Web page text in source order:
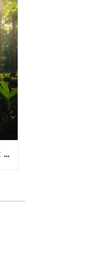
ERROS COMUNS NO PLANO DE RECUPERAÇÃO DE ÁREAS DEGRADADAS E COMO EVITÁ-LOS